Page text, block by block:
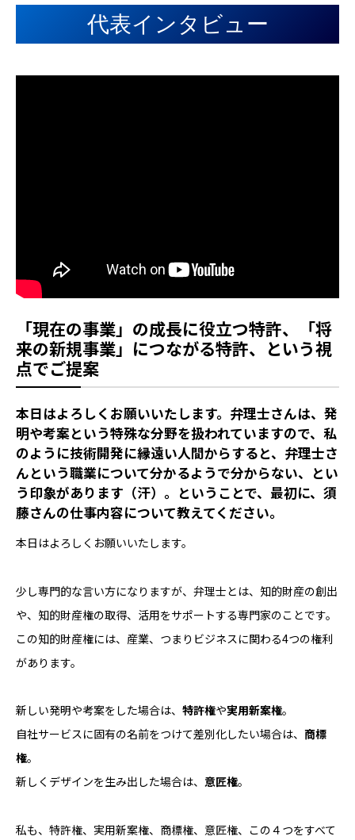
代表インタビュー
「現在の事業」の成長に役立つ特許、「将
来の新規事業」につながる特許、という視
点でご提案
――本日はよろしくお願いいたします。弁理士さんは、発
明や考案という特殊な分野を扱われていますので、私
のように技術開発に縁遠い人間からすると、弁理士さ
んという職業について分かるようで分からない、とい
う印象があります（汗）。ということで、最初に、須
藤さんの仕事内容について教えてください。
本日はよろしくお願いいたします。
少し専門的な言い方になりますが、弁理士とは、知的財産の創出
や、知的財産権の取得、活用をサポートする専門家のことです。
この知的財産権には、産業、つまりビジネスに関わる4つの権利
があります。
新しい発明や考案をした場合は、 特許権や実用新案権。
自社サービスに固有の名前をつけて差別化したい場合は、 商標
権。
新しくデザインを生み出した場合は、 意匠権。
私も、特許権、実用新案権、商標権、意匠権、この４つをすべて